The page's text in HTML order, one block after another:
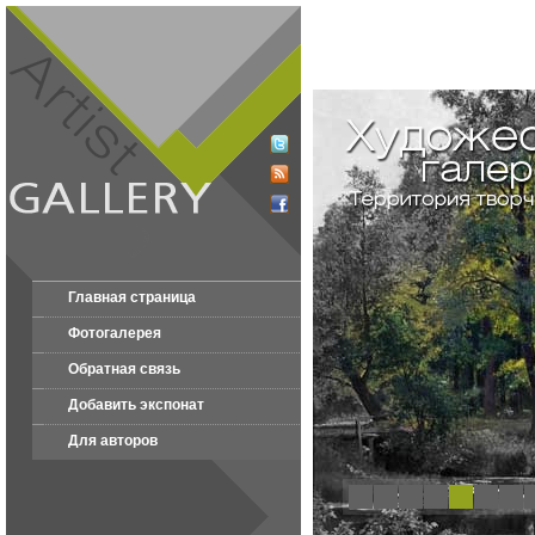
Главная страница
Фотогалерея
Обратная связь
Добавить экспонат
Для авторов